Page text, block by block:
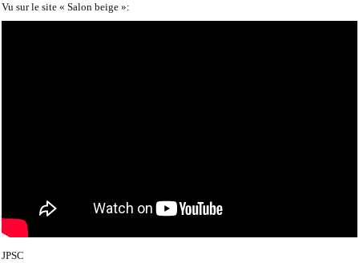
Vu sur le site « Salon beige »:
JPSC